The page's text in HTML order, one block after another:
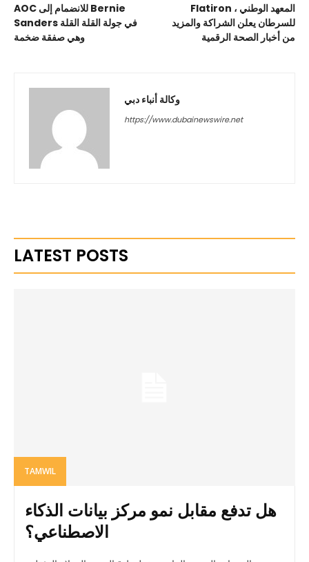
AOC للانضمام إلى Bernie
Sanders في جولة القلة القلة
وهي صفقة ضخمة
Flatiron ، المعهد الوطني
للسرطان يعلن الشراكة والمزيد
من أخبار الصحة الرقمية
وكالة أنباء دبي
https://www.dubainewswire.net
LATEST POSTS
TAMWIL
هل تدفع مقابل نمو مركز بيانات الذكاء
الاصطناعي؟